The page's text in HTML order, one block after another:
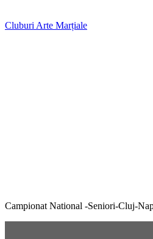
Cluburi Arte Marțiale
Campionat National -Seniori-Cluj-